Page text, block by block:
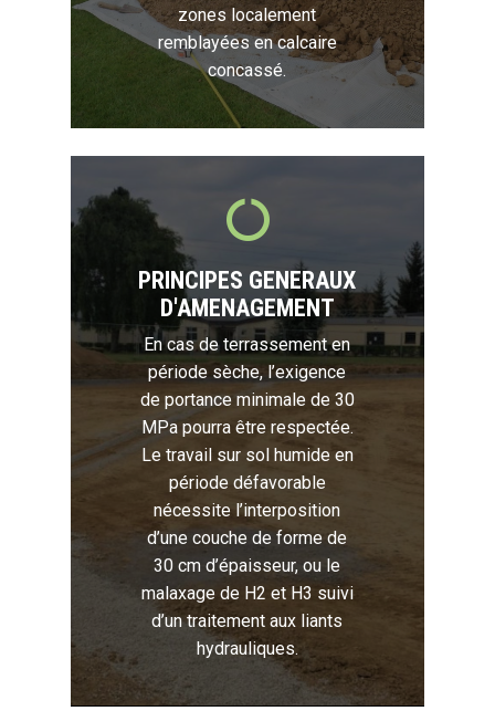
zones localement
remblayées en calcaire
concassé.
PRINCIPES GENERAUX
D'AMENAGEMENT
En cas de terrassement en
période sèche, l’exigence
de portance minimale de 30
MPa pourra être respectée.
Le travail sur sol humide en
période défavorable
nécessite l’interposition
d’une couche de forme de
30 cm d’épaisseur, ou le
malaxage de H2 et H3 suivi
d’un traitement aux liants
hydrauliques.